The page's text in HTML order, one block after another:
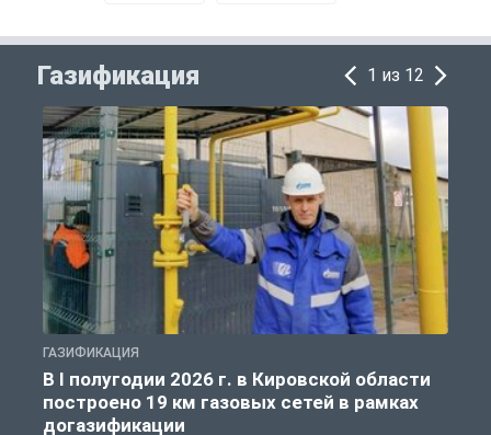
Газификация 1 из 12
ГАЗИФИКАЦИЯ
В I полугодии 2026 г. в Кировской области
построено 19 км газовых сетей в рамках
догазификации